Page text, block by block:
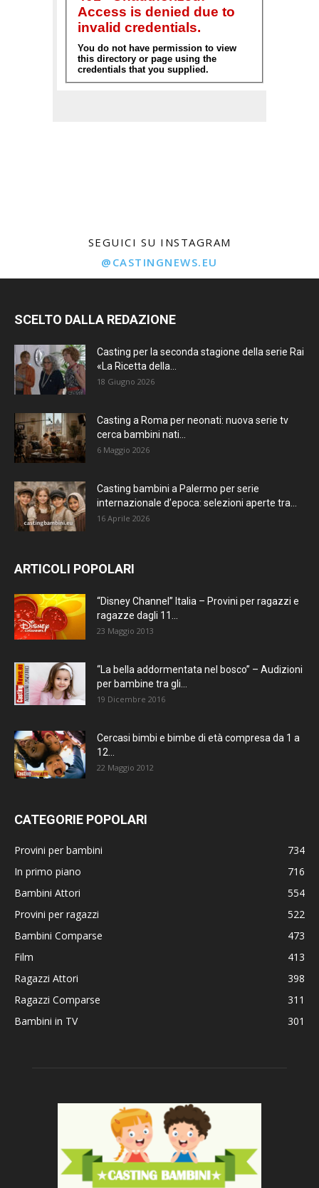
SEGUICI SU INSTAGRAM
@CASTINGNEWS.EU
SCELTO DALLA REDAZIONE
Casting per la seconda stagione della serie Rai
«La Ricetta della...
18 Giugno 2026
Casting a Roma per neonati: nuova serie tv
cerca bambini nati...
6 Maggio 2026
Casting bambini a Palermo per serie
internazionale d’epoca: selezioni aperte tra...
16 Aprile 2026
ARTICOLI POPOLARI
“Disney Channel” Italia – Provini per ragazzi e
ragazze dagli 11...
23 Maggio 2013
“La bella addormentata nel bosco” – Audizioni
per bambine tra gli...
19 Dicembre 2016
Cercasi bimbi e bimbe di età compresa da 1 a
12...
22 Maggio 2012
CATEGORIE POPOLARI
Provini per bambini
734
In primo piano
716
Bambini Attori
554
Provini per ragazzi
522
Bambini Comparse
473
Film
413
Ragazzi Attori
398
Ragazzi Comparse
311
Bambini in TV
301